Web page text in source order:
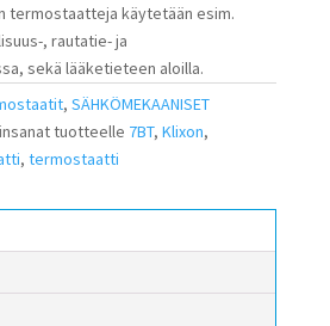
termostaatteja käytetään esim.
, rautatie- ja
sekä lääketieteen aloilla.
, SÄHKÖMEKAANISET
tuotteelle 7BT, Klixon,
, termostaatti